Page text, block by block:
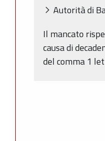
Autorità di
Il mancato
causa di
del comma 1